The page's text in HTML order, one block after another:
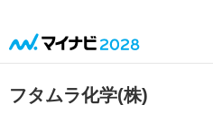
フタムラ化学(株)